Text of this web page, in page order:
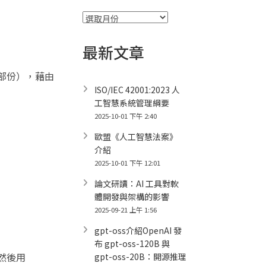
份），藉由
後用
彙
最新文章
ISO/IEC 42001:2023 人
工智慧系統管理綱要
2025-10-01 下午 2:40
歐盟《人工智慧法案》
介紹
2025-10-01 下午 12:01
論文研讀：AI 工具對軟
體開發與架構的影響
2025-09-21 上午 1:56
gpt-oss介紹OpenAI 發
布 gpt-oss-120B 與
gpt-oss-20B：開源推理